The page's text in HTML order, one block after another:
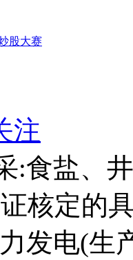
股大赛
注
:食盐、
核定的
发电(生